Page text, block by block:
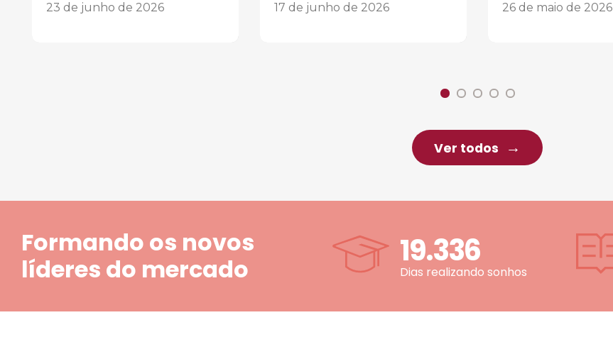
23 de junho de 2026 17 de junho de 2026 26 de maio de 2026
Ver todos
Formando os novos
líderes do mercado
19.336
Dias realizando sonhos